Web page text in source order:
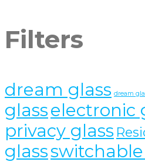
Filters
dream glass dream
glasselectronic
privacy glass
glass